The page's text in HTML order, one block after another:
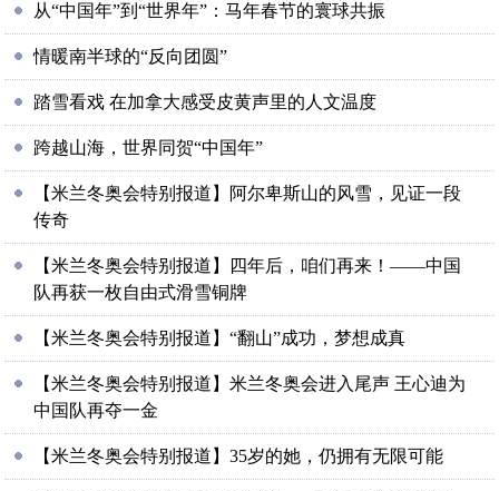
从“中国年”到“世界年”：马年春节的寰球共振
情暖南半球的“反向团圆”
踏雪看戏 在加拿大感受皮黄声里的人文温度
跨越山海，世界同贺“中国年”
【米兰冬奥会特别报道】阿尔卑斯山的风雪，见证一段
传奇
【米兰冬奥会特别报道】四年后，咱们再来！——中国
队再获一枚自由式滑雪铜牌
【米兰冬奥会特别报道】“翻山”成功，梦想成真
【米兰冬奥会特别报道】米兰冬奥会进入尾声 王心迪为
中国队再夺一金
【米兰冬奥会特别报道】35岁的她，仍拥有无限可能